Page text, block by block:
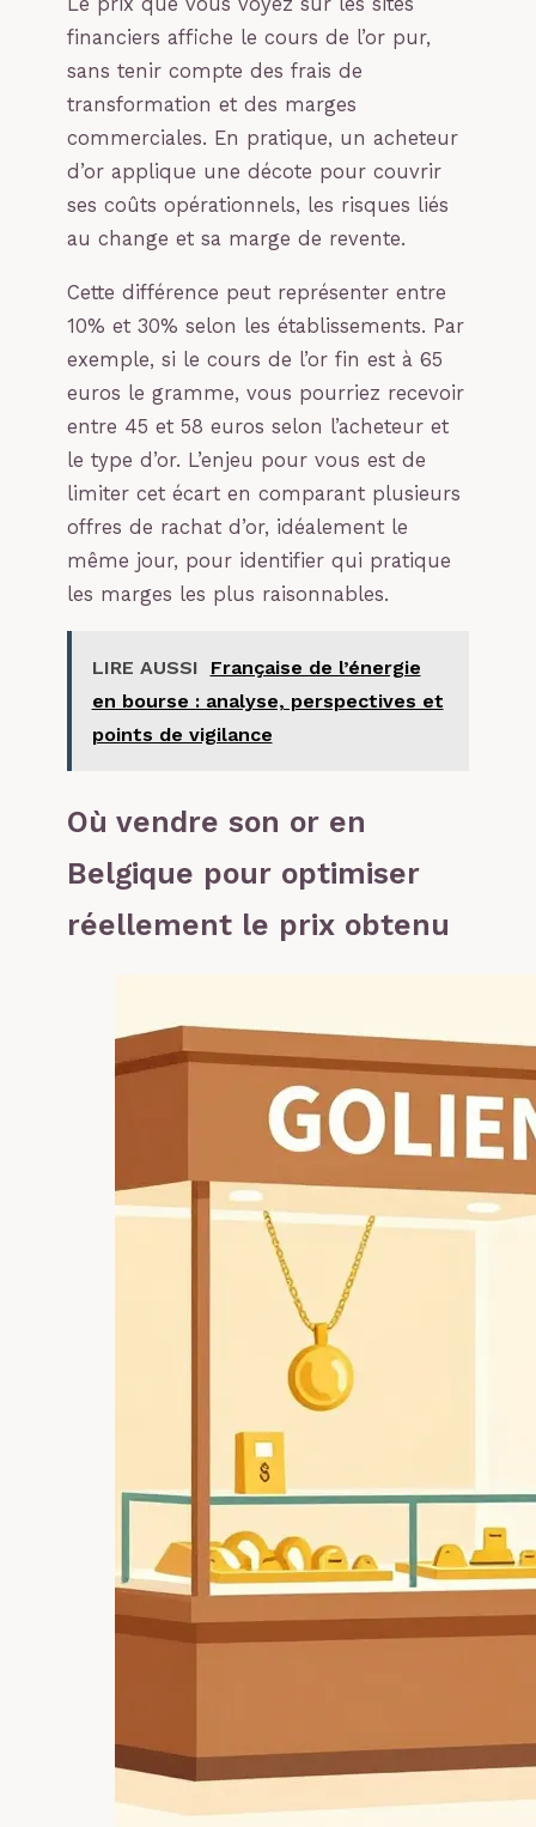
Le prix que vous voyez sur les sites
financiers affiche le cours de l’or pur,
sans tenir compte des frais de
transformation et des marges
commerciales. En pratique, un acheteur
d’or applique une décote pour couvrir
ses coûts opérationnels, les risques liés
au change et sa marge de revente.
Cette différence peut représenter entre
10% et 30% selon les établissements. Par
exemple, si le cours de l’or fin est à 65
euros le gramme, vous pourriez recevoir
entre 45 et 58 euros selon l’acheteur et
le type d’or. L’enjeu pour vous est de
limiter cet écart en comparant plusieurs
offres de rachat d’or, idéalement le
même jour, pour identifier qui pratique
les marges les plus raisonnables.
LIRE AUSSI
Française de l’énergie
en bourse : analyse, perspectives et
points de vigilance
Où vendre son or en
Belgique pour optimiser
réellement le prix obtenu